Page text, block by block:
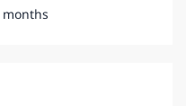
months